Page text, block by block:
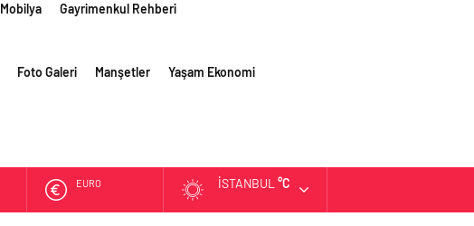
Mobilya Gayrimenkul Rehberi
Foto Galeri Manşetler Yaşam Ekonomi
EURO İSTANBUL °C